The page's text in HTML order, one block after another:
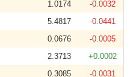
1.0174
-0.0032
5.4817
-0.0441
0.0676
-0.0005
2.3713
+0.0002
0.3085
-0.0031